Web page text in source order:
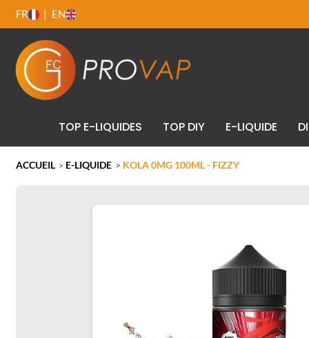
FR EN
TOP E-LIQUIDES TOP DIY E-LIQUIDE
ACCUEIL > E-LIQUIDE > KOLA 0MG 100ML - FIZZY